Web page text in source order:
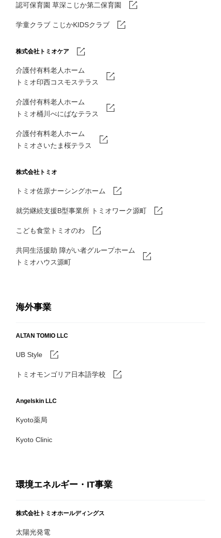
認可保育園 草深こじか第二保育園
学童クラブ こじかKIDSクラブ
株式会社トミオケア
介護付有料老人ホーム
トミオ印西コスモステラス
介護付有料老人ホーム
トミオ桶川べにばなテラス
介護付有料老人ホーム
トミオさいたま桜テラス
株式会社トミオ
トミオ佐原ナーシングホーム
就労継続支援B型事業所 トミオワーク源町
こども食堂トミオのわ
共同生活援助 障がい者グループホーム
トミオハウス源町
海外事業
ALTAN TOMIO LLC
UB Style
トミオモンゴリア日本語学校
Angelskin LLC
Kyoto薬局
Kyoto Clinic
環境エネルギー・IT事業
株式会社トミオホールディングス
太陽光発電